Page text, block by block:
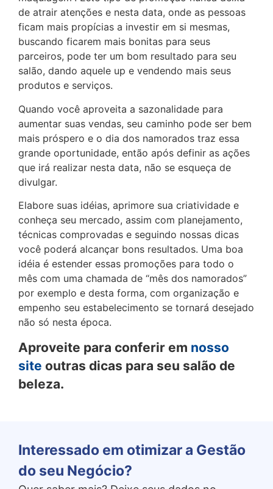
de atrair atenções e nesta data, onde as pessoas
ficam mais propícias a investir em si mesmas,
buscando ficarem mais bonitas para seus
parceiros, pode ter um bom resultado para seu
salão, dando aquele up e vendendo mais seus
produtos e serviços.
Quando você aproveita a sazonalidade para
aumentar suas vendas, seu caminho pode ser bem
mais próspero e o dia dos namorados traz essa
grande oportunidade, então após definir as ações
que irá realizar nesta data, não se esqueça de
divulgar.
Elabore suas idéias, aprimore sua criatividade e
conheça seu mercado, assim com planejamento,
técnicas comprovadas e seguindo nossas dicas
você poderá alcançar bons resultados. Uma boa
idéia é estender essas promoções para todo o
mês com uma chamada de “mês dos namorados”
por exemplo e desta forma, com organização e
empenho seu estabelecimento se tornará desejado
não só nesta época.
Aproveite para conferir em nosso
site outras dicas para seu salão de
beleza.
Interessado em otimizar a Gestão
do seu Negócio?